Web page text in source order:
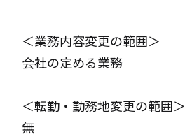
＜業務内容変更の範囲＞
会社の定める業務
＜転勤・勤務地変更の範囲＞
無